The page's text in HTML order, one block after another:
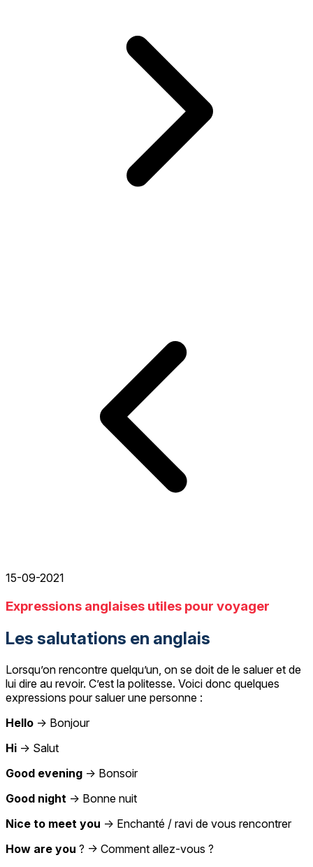
15-09-2021
Expressions anglaises utiles pour voyager
Les salutations en anglais
Lorsqu’on rencontre quelqu’un, on se doit de le saluer et de
lui dire au revoir. C’est la politesse. Voici donc quelques
expressions pour saluer une personne :
Hello → Bonjour
Hi → Salut
Good evening → Bonsoir
Good night → Bonne nuit
Nice to meet you → Enchanté / ravi de vous rencontrer
How are you ? → Comment allez-vous ?